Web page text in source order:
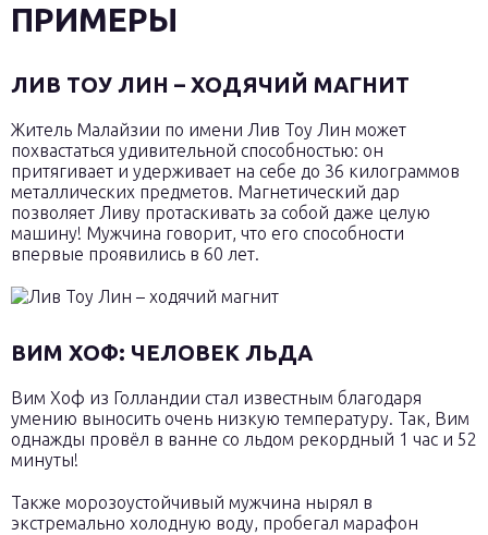
ПРИМЕРЫ
ЛИВ ТОУ ЛИН – ХОДЯЧИЙ МАГНИТ
Житель Малайзии по имени Лив Тоу Лин может
похвастаться удивительной способностью: он
притягивает и удерживает на себе до 36 килограммов
металлических предметов. Магнетический дар
позволяет Ливу протаскивать за собой даже целую
машину! Мужчина говорит, что его способности
впервые проявились в 60 лет.
ВИМ ХОФ: ЧЕЛОВЕК ЛЬДА
Вим Хоф из Голландии стал известным благодаря
умению выносить очень низкую температуру. Так, Вим
однажды провёл в ванне со льдом рекордный 1 час и 52
минуты!
Также морозоустойчивый мужчина нырял в
экстремально холодную воду, пробегал марафон